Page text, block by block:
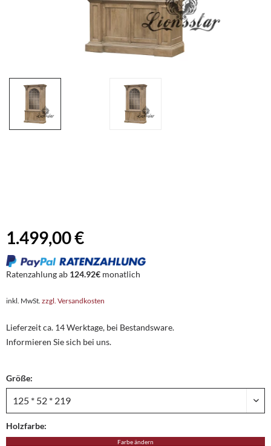
1.499,00 €
Ratenzahlung ab 124.92€ monatlich
inkl. MwSt. zzgl. Versandkosten
Lieferzeit ca. 14 Werktage, bei Bestandsware.
Informieren Sie sich bei uns.
Größe:
Holzfarbe:
Farbe ändern